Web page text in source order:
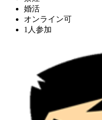
婚活
オンライン可
1人参加